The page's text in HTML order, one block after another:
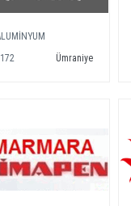
Ümraniye